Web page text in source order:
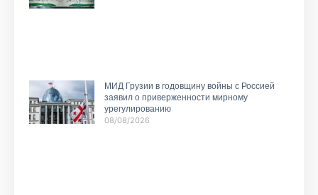
МИД Грузии в годовщину войны с Россией
заявил о приверженности мирному
урегулированию
08/08/2026